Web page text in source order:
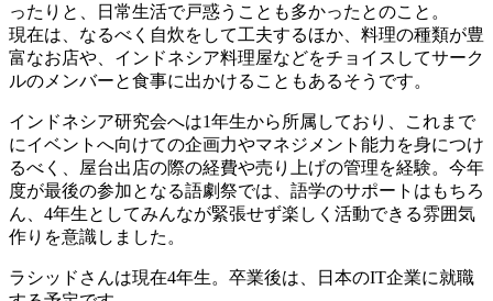
ったりと、日常生活で戸惑うことも多かったとのこと。
現在は、なるべく自炊をして工夫するほか、料理の種類が豊
富なお店や、インドネシア料理屋などをチョイスしてサーク
ルのメンバーと食事に出かけることもあるそうです。
インドネシア研究会へは1年生から所属しており、これまで
にイベントへ向けての企画力やマネジメント能力を身につけ
るべく、屋台出店の際の経費や売り上げの管理を経験。今年
度が最後の参加となる語劇祭では、語学のサポートはもちろ
ん、4年生としてみんなが緊張せず楽しく活動できる雰囲気
作りを意識しました。
ラシッドさんは現在4年生。卒業後は、日本のIT企業に就職